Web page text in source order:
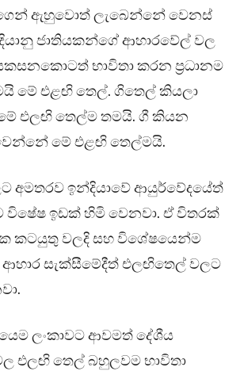
ඇහුවොත් ලැබෙන්නේ වෙනස්
ජාතියකන්ගේ ආහාරවේල් වල
භාවිතා කරන ප්‍රධානම
මේ එළඟි තෙල්. ගිතෙල් කියලා
එලඟි තෙල්ම තමයි. ගී කියන
මේ එළඟි තෙල්මයි.
අමතරව ඉන්දියාවේ ආයුර්වේදයේත්
ඉඩක් හිමි වෙනවා. ඒ විතරක්
කටයුතු වලදි සහ විශේෂයෙන්ම
සැක්සීමේදීත් එලඟිතෙල් වලට
ලංකාවට ආවමත් දේශීය
එලඟි තෙල් බහුලවම භාවිතා